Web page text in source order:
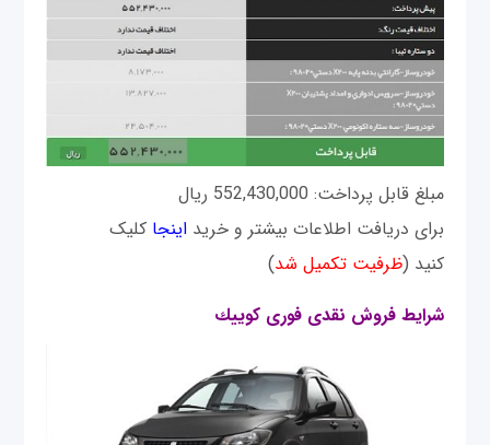
مبلغ قابل پرداخت: 552,430,000 ریال
برای دریافت اطلاعات بیشتر و خریداینجاکلیک
کنید (ظرفیت تکمیل شد)
شرایط فروش نقدی فوری كوييك